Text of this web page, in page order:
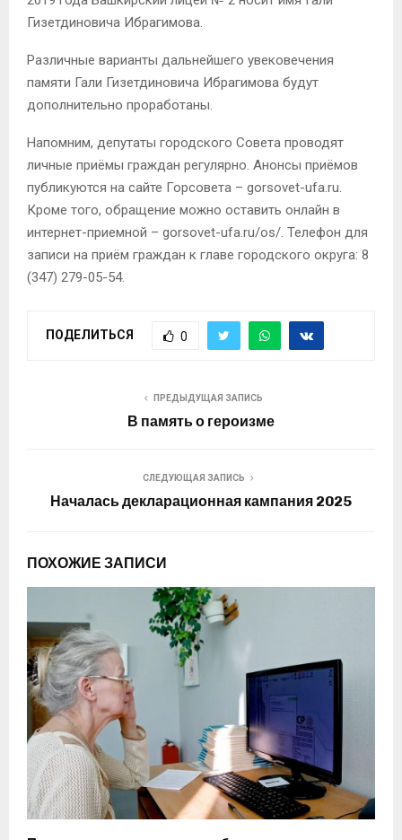
Гизетдиновича Ибрагимова.
Различные варианты дальнейшего увековечения
памяти Гали Гизетдиновича Ибрагимова будут
дополнительно проработаны.
Напомним, депутаты городского Совета проводят
личные приёмы граждан регулярно. Анонсы приёмов
публикуются на сайте Горсовета – gorsovet-ufa.ru.
Кроме того, обращение можно оставить онлайн в
интернет-приемной – gorsovet-ufa.ru/os/. Телефон для
записи на приём граждан к главе городского округа: 8
(347) 279-05-54.
ПОДЕЛИТЬСЯ 0
ПРЕДЫДУЩАЯ ЗАПИСЬ
В память о героизме
СЛЕДУЮЩАЯ ЗАПИСЬ
Началась декларационная кампания 2025
ПОХОЖИЕ ЗАПИСИ